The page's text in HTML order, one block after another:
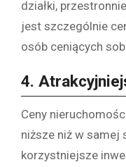
działki,
jest szczególnie
osób ceniących
4.
Ceny
niższe niż w samej
korzystniejsze